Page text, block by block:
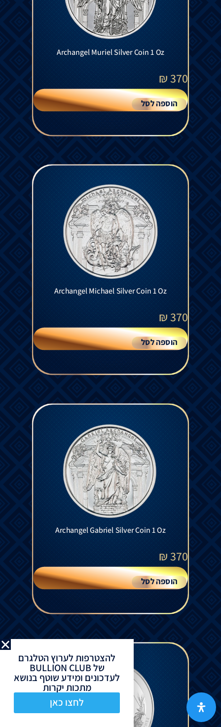
Archangel Muriel Silver Coin 1 Oz
370
₪
הוספה לסל
Archangel Michael Silver Coin 1 Oz
370
₪
הוספה לסל
Archangel Gabriel Silver Coin 1 Oz
370
₪
הוספה לסל
להצטרפות לערוץ הטלגרם
של BULLION CLUB
לעדכונים ומידע שוטף בנושא
מתכות יקרות
לחצו כאן